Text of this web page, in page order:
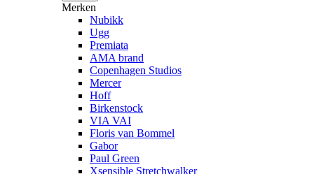
Merken
Nubikk
Ugg
Premiata
AMA brand
Copenhagen Studios
Mercer
Hoff
Birkenstock
VIA VAI
Floris van Bommel
Gabor
Paul Green
Xsensible Stretchwalker